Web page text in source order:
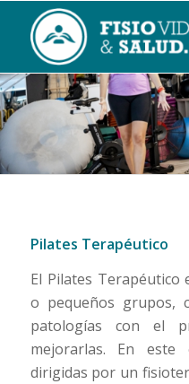
Pilates Terapéutico
El Pilates Terapéutico
o pequeños grupos,
patologías con el
mejorarlas. En este
dirigidas por un